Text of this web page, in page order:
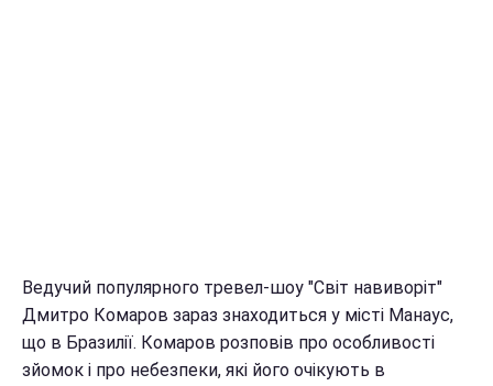
Ведучий популярного тревел-шоу "Світ навиворіт"
Дмитро Комаров зараз знаходиться у місті Манаус,
що в Бразилії. Комаров розповів про особливості
зйомок і про небезпеки, які його очікують в